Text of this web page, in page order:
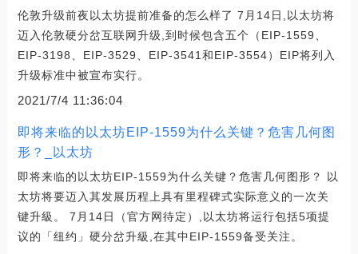
伦敦升级前夜以太坊提前准备的怎么样了 7月14日,以太坊将
迈入伦敦硬分岔互联网升级,到时候包含五个（EIP-1559、
EIP-3198、EIP-3529、EIP-3541和EIP-3554）EIP将列入
升级标准中被宣布实行。
2021/7/4 11:36:04
即将来临的以太坊EIP-1559为什么关键？危害几何图
形？_以太坊
即将来临的以太坊EIP-1559为什么关键？危害几何图形？ 以
太坊将要迈入其发展历程上具有里程碑式实际意义的一次关
键升級。 7月14日（官方网待定）,以太坊将运行包括5项提
议的「纽约」硬分岔升級,在其中EIP-1559备受关注。